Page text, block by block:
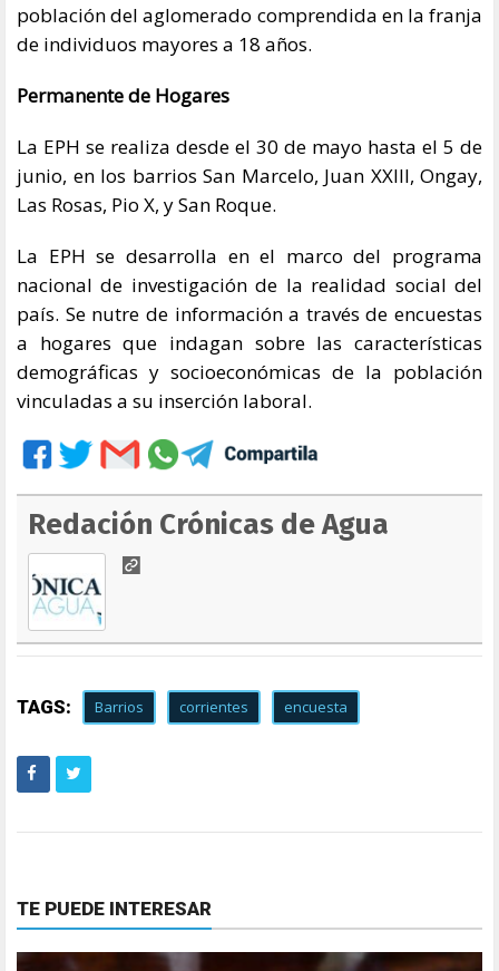
población del aglomerado comprendida en la franja
de individuos mayores a 18 años.
Permanente de Hogares
La EPH se realiza desde el 30 de mayo hasta el 5 de
junio, en los barrios San Marcelo, Juan XXIII, Ongay,
Las Rosas, Pio X, y San Roque.
La EPH se desarrolla en el marco del programa
nacional de investigación de la realidad social del
país. Se nutre de información a través de encuestas
a hogares que indagan sobre las características
demográficas y socioeconómicas de la población
vinculadas a su inserción laboral.
Redación Crónicas de Agua
TAGS: Barrios corrientes encuesta
TE PUEDE INTERESAR